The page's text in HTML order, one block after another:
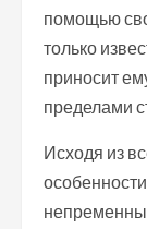
помощью
только
приносит
пределами
Исходя из